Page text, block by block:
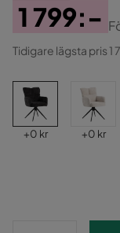
Pris
1 799:-
Original
Pris
Tidigare lägsta pris 1
Pris
+0 kr Pris
+0 kr